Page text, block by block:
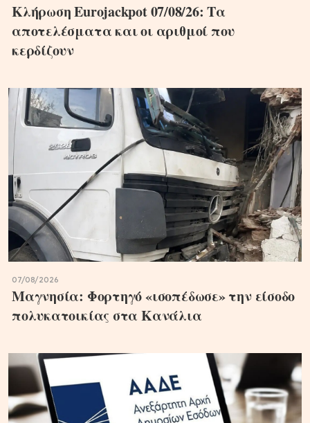
Κλήρωση Eurojackpot 07/08/26: Τα
αποτελέσματα και οι αριθμοί που
κερδίζουν
07/08/2026
Μαγνησία: Φορτηγό «ισοπέδωσε» την είσοδο
πολυκατοικίας στα Κανάλια